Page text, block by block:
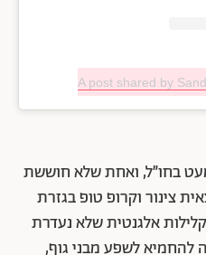
A post shared by
בחו״ל, ואחת שלא חוששת
צינור וקרופ טופ בגזרת
אלגנטית שלא נעדרת
להחמיא לשפע מבני גוף,